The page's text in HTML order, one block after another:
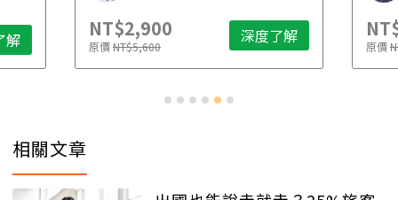
解 NT$2,900
原價NT$5,600 深度了解 原價
相關文章